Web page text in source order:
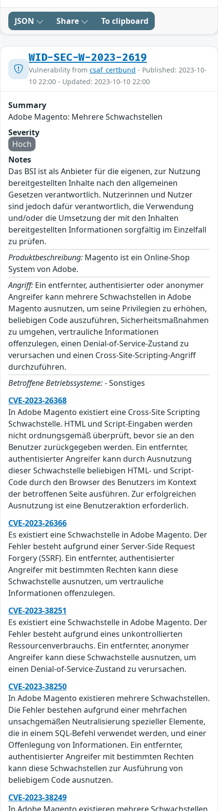
JSON Share To clipboard
WID-SEC-W-2023-2619
Vulnerability from csaf_certbund - Published: 2023-10-
10 22:00 - Updated: 2023-10-10 22:00
Summary
Adobe Magento: Mehrere Schwachstellen
Severity
Hoch
Notes
Das BSI ist als Anbieter für die eigenen, zur Nutzung
bereitgestellten Inhalte nach den allgemeinen
Gesetzen verantwortlich. Nutzerinnen und Nutzer
sind jedoch dafür verantwortlich, die Verwendung
und/oder die Umsetzung der mit den Inhalten
bereitgestellten Informationen sorgfältig im Einzelfall
zu prüfen.
Produktbeschreibung: Magento ist ein Online-Shop
System von Adobe.
Angriff: Ein entfernter, authentisierter oder anonymer
Angreifer kann mehrere Schwachstellen in Adobe
Magento ausnutzen, um seine Privilegien zu erhöhen,
beliebigen Code auszuführen, Sicherheitsmaßnahmen
zu umgehen, vertrauliche Informationen
offenzulegen, einen Denial-of-Service-Zustand zu
verursachen und einen Cross-Site-Scripting-Angriff
durchzuführen.
Betroffene Betriebssysteme:- Sonstiges
CVE-2023-26368
In Adobe Magento existiert eine Cross-Site Scripting
Schwachstelle. HTML und Script-Eingaben werden
nicht ordnungsgemäß überprüft, bevor sie an den
Benutzer zurückgegeben werden. Ein entfernter,
authentisierter Angreifer kann durch Ausnutzung
dieser Schwachstelle beliebigen HTML- und Script-
Code durch den Browser des Benutzers im Kontext
der betroffenen Seite ausführen. Zur erfolgreichen
Ausnutzung ist eine Benutzeraktion erforderlich.
CVE-2023-26366
Es existiert eine Schwachstelle in Adobe Magento. Der
Fehler besteht aufgrund einer Server-Side Request
Forgery (SSRF). Ein entfernter, authentisierter
Angreifer mit bestimmten Rechten kann diese
Schwachstelle ausnutzen, um vertrauliche
Informationen offenzulegen.
CVE-2023-38251
Es existiert eine Schwachstelle in Adobe Magento. Der
Fehler besteht aufgrund eines unkontrollierten
Ressourcenverbrauchs. Ein entfernter, anonymer
Angreifer kann diese Schwachstelle ausnutzen, um
einen Denial-of-Service-Zustand zu verursachen.
CVE-2023-38250
In Adobe Magento existieren mehrere Schwachstellen.
Die Fehler bestehen aufgrund einer mehrfachen
unsachgemäßen Neutralisierung spezieller Elemente,
die in einem SQL-Befehl verwendet werden, und einer
Offenlegung von Informationen. Ein entfernter,
authentisierter Angreifer mit bestimmten Rechten
kann diese Schwachstellen zur Ausführung von
beliebigem Code ausnutzen.
CVE-2023-38249